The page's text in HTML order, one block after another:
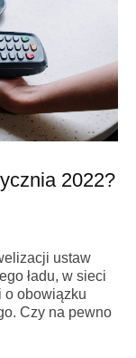
2022?
ustaw
ładu, w sieci
o obowiązku
Czy na pewno